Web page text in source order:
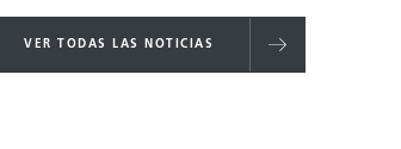
VER TODAS LAS NOTICIAS